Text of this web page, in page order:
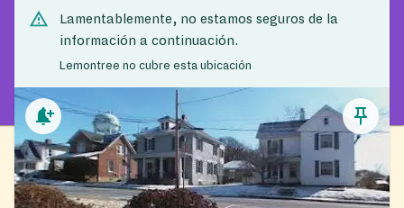
Lamentablemente, no estamos seguros de la
información a continuación.
Lemontree no cubre esta ubicación